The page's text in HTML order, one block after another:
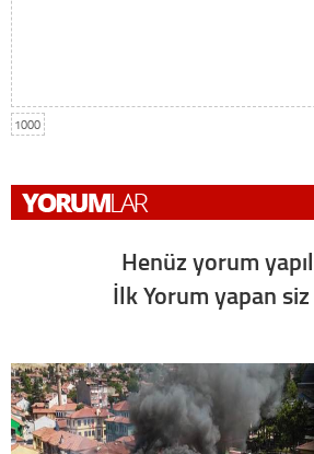
1000
Henüz yorum
İlk Yorum yapan